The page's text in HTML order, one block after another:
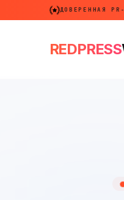
ДОВЕРЕННАЯ
REDPRESS